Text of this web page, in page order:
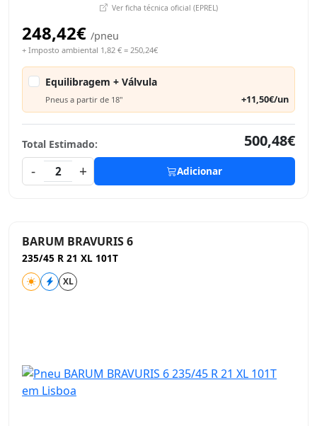
Ver ficha técnica oficial (EPREL)
248,42€ /pneu
+ Imposto ambiental 1,82 € = 250,24€
Equilibragem + Válvula
Pneus a partir de 18" +11,50€/un
Total Estimado:
500,48€
-
2 + Adicionar
BARUM BRAVURIS 6
235/45 R 21 XL 101T
XL